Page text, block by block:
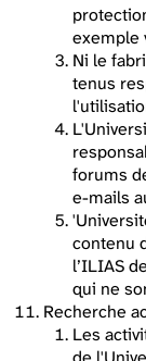
exemple
Ni le
tenus
forums
e-mails
contenu
l’ILIAS
qui ne
Recherche
Les